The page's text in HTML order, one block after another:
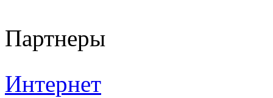
Партнеры
Интернет